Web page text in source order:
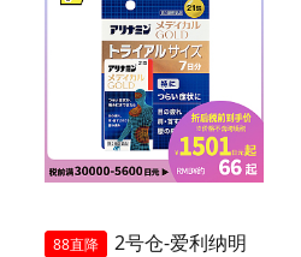
88直降
2号仓-爱利纳明